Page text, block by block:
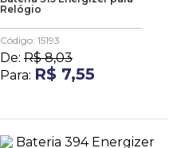
Relógio
Código: 15193
De: R$ 8,03
Para: R$ 7,55